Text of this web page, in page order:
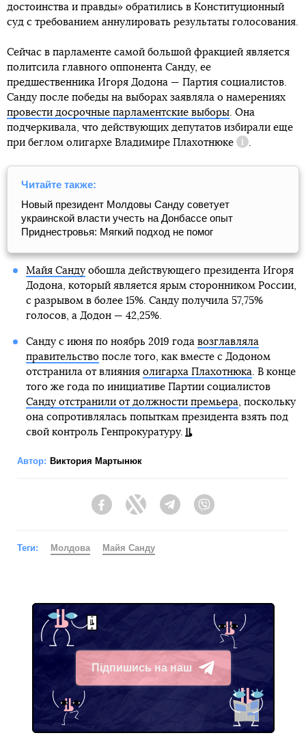
достоинства и правды» обратились в Конституционный
суд с требованием аннулировать результаты голосования.
Сейчас в парламенте самой большой фракцией является
политсила главного оппонента Санду, ее
предшественника Игоря Додона — Партия социалистов.
Санду после победы на выборах заявляла о намерениях
провести досрочные парламентские выборы. Она
подчеркивала, что действующих депутатов избирали еще
при беглом олигархе Владимире Плахотнюке
Справка
.
Читайте также:
Новый президент Молдовы Санду советует
украинской власти учесть на Донбассе опыт
Приднестровья: Мягкий подход не помог
Майя Сандуобошла действующего президента Игоря
Додона, который является ярым сторонником России,
с разрывом в более 15%. Санду получила 57,75%
голосов, а Додон — 42,25%.
Санду с июня по ноябрь 2019 года возглавляла
правительствопосле того, как вместе с Додоном
отстранила от влияния олигарха Плахотнюка. В конце
того же года по инициативе Партии социалистов
Санду отстранили от должности премьера, поскольку
она сопротивлялась попыткам президента взять под
свой контроль Генпрокуратуру.
Автор: Виктория Мартынюк
FacebookTwitter Telegram
Теги: Молдова Майя Санду
Підпишись на наш
Telegram